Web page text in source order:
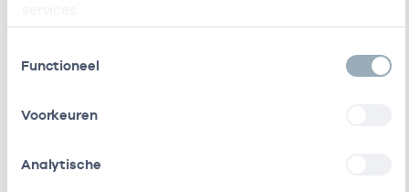
Functioneel
Voorkeuren
Analytische
Stichting
Gezondheidscentra
In
53530042 01-
Stichting